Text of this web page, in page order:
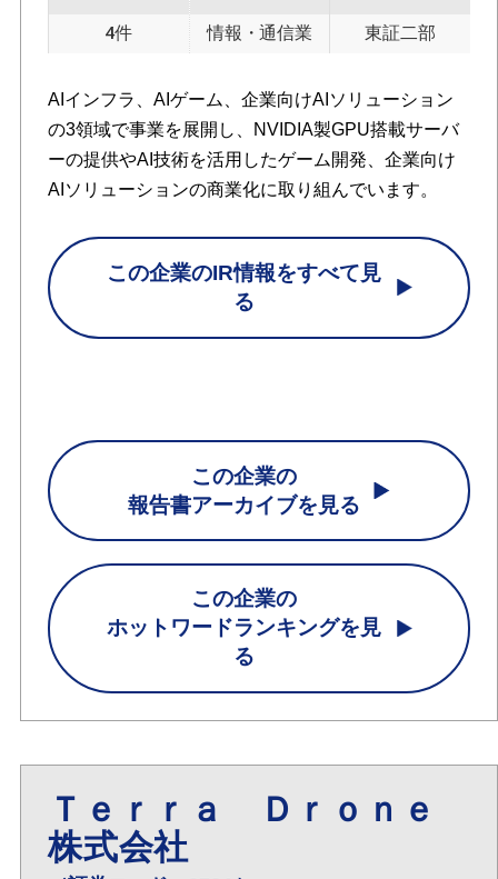
4件 情報・通信業 東証二部
AIインフラ、AIゲーム、企業向けAIソリューション
の3領域で事業を展開し、NVIDIA製GPU搭載サーバ
ーの提供やAI技術を活用したゲーム開発、企業向け
AIソリューションの商業化に取り組んでいます。
この企業のIR情報をすべて見
る
この企業の
報告書アーカイブを見る
この企業の
ホットワードランキングを見
る
Ｔｅｒｒａ Ｄｒｏｎｅ
株式会社